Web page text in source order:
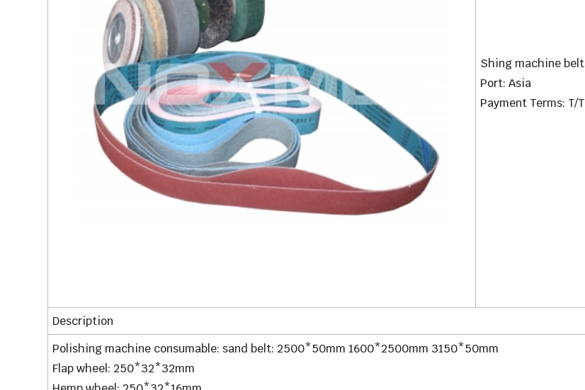
Shing machine belt
Port: Asia
Payment Terms: T/T
Description
Polishing machine consumable: sand belt: 2500*50mm 1600*2500mm 3150*50mm
Flap wheel: 250*32*32mm